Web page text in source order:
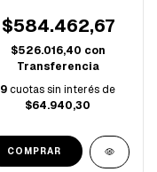
CROMO
$584.462,67
$526.016,40 con
Transferencia
9cuotas sin interés de
$64.940,30